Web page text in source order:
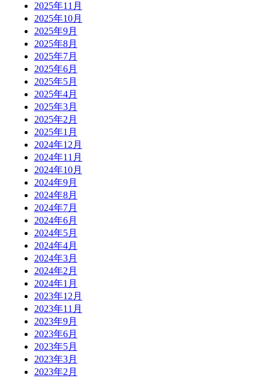
2025年11月
2025年10月
2025年9月
2025年8月
2025年7月
2025年6月
2025年5月
2025年4月
2025年3月
2025年2月
2025年1月
2024年12月
2024年11月
2024年10月
2024年9月
2024年8月
2024年7月
2024年6月
2024年5月
2024年4月
2024年3月
2024年2月
2024年1月
2023年12月
2023年11月
2023年9月
2023年6月
2023年5月
2023年3月
2023年2月